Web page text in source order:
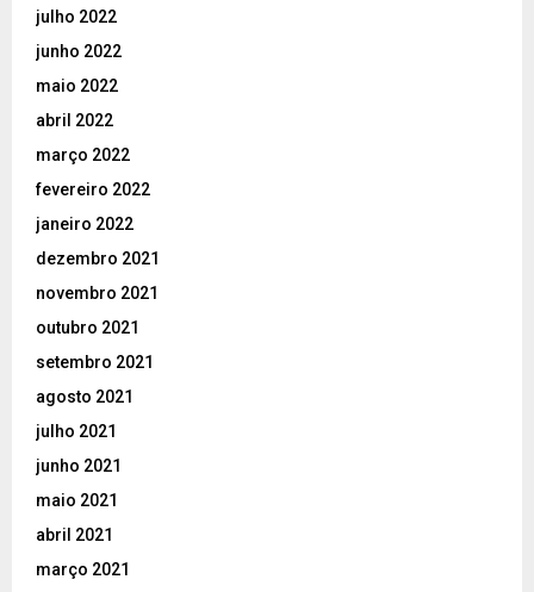
julho 2022
junho 2022
maio 2022
abril 2022
março 2022
fevereiro 2022
janeiro 2022
dezembro 2021
novembro 2021
outubro 2021
setembro 2021
agosto 2021
julho 2021
junho 2021
maio 2021
abril 2021
março 2021